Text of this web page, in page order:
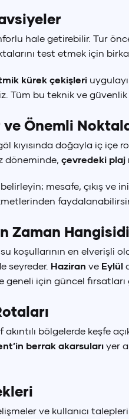
+90
+90
hale getirebilir. Tur
test etmek için
kürek çekişleri
Tüm bu teknik ve
ve Önemli
kıyısında doğayla iç içe
döneminde, çevredeki plaj
mesafe, çıkış
Zaman
koşullarının en elverişli
seyreder. Haziran ve Eylül
için güncel
akıntılı bölgelerde keşfe
berrak akarsuları yer
ve kullanıcı
+90